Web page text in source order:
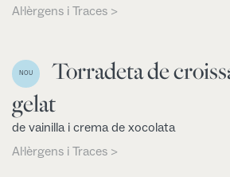
Al·lèrgens i Traces >
NOU
Torradeta de
gelat
de vainilla i crema de xocolata
Al·lèrgens i Traces >